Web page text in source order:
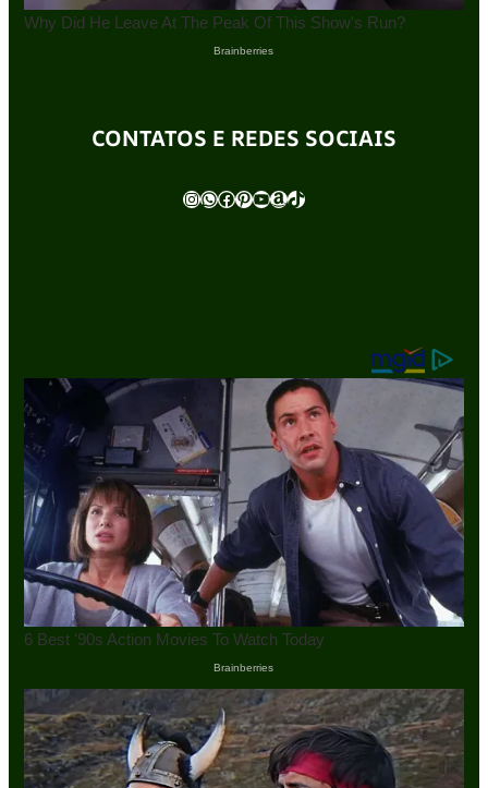
CONTATOS E REDES SOCIAIS
InstagramWhatsApp Facebook Pinterest Youtube Amazon TikTok